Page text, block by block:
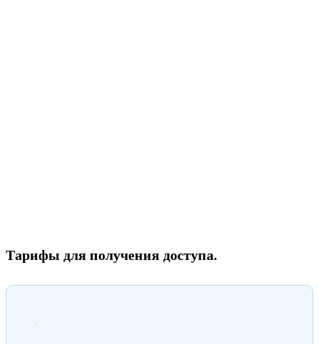
Тарифы для получения доступа.